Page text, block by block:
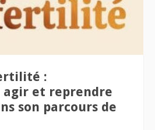
:
agir et reprendre
son parcours de